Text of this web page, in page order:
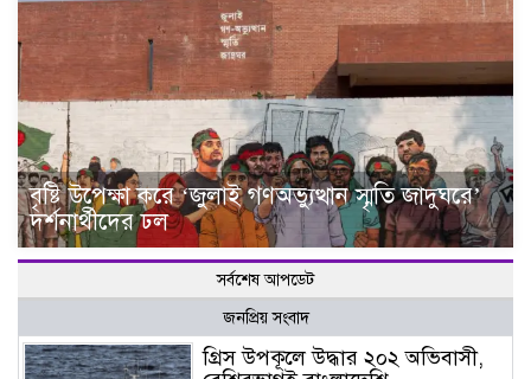
বৃষ্টি উপেক্ষা করে ‘জুলাই গণঅভ্যুত্থান স্মৃতি জাদুঘরে’
দর্শনার্থীদের ঢল
সর্বশেষ আপডেট
জনপ্রিয় সংবাদ
গ্রিস উপকূলে উদ্ধার ২০২ অভিবাসী,